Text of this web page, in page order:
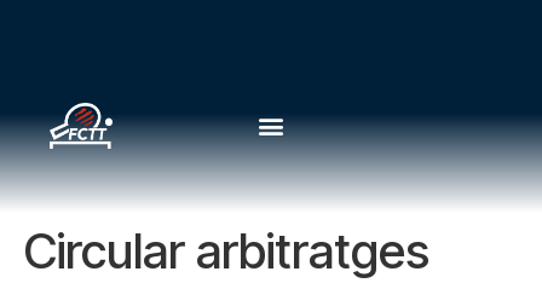
Circular arbitratges